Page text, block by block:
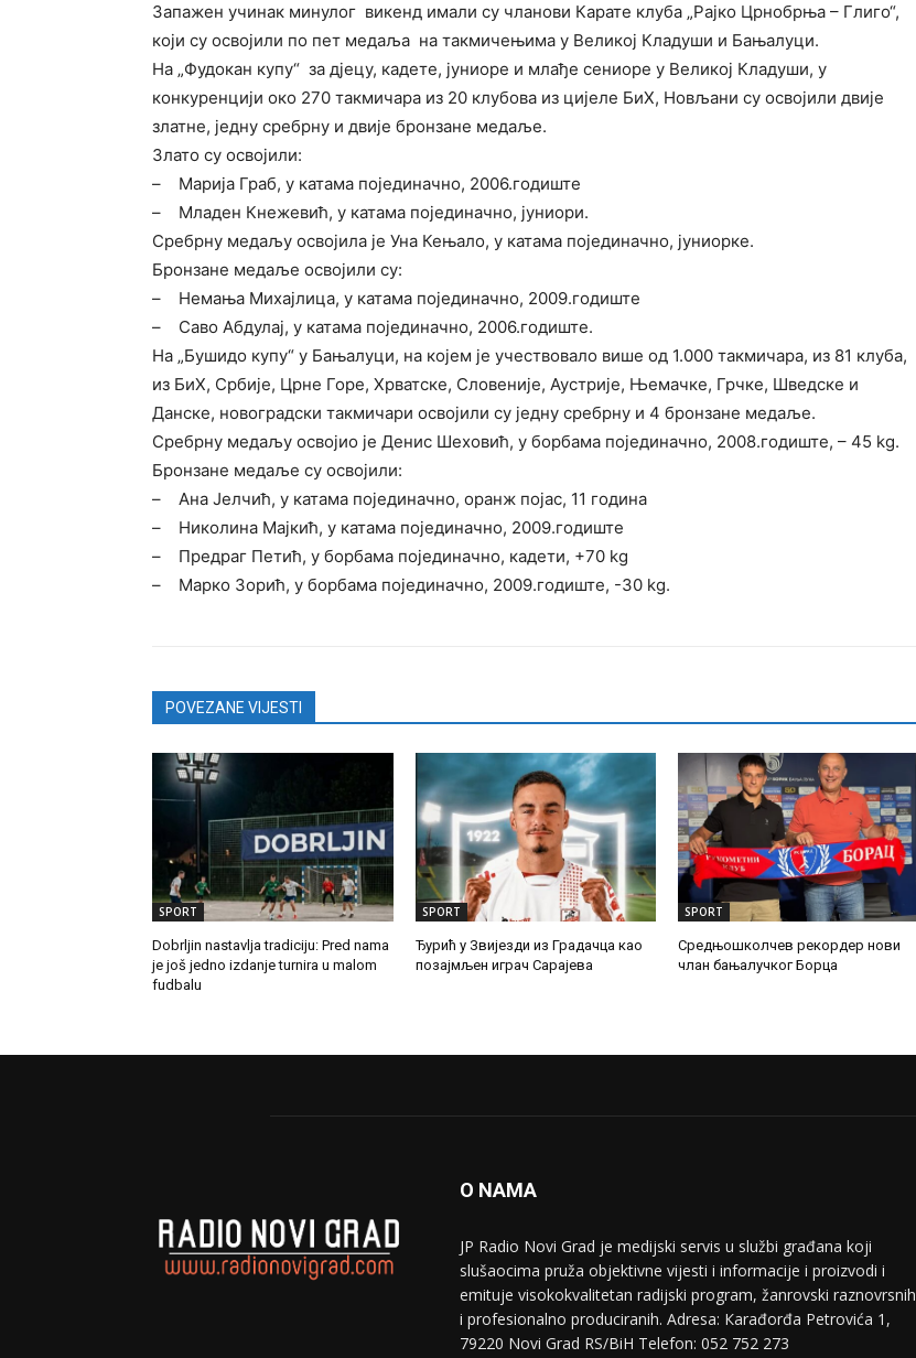
Запажен учинак минулог викенд имали су чланови Карате клуба „Рајко Црнобрња – Глиго“,
који су освојили по пет медаља на такмичењима у Великој Кладуши и Бањалуци.
На „Фудокан купу“ за дјецу, кадете, јуниоре и млађе сениоре у Великој Кладуши, у
конкуренцији око 270 такмичара из 20 клубова из цијеле БиХ, Новљани су освојили двије
златне, једну сребрну и двије бронзане медаље.
Злато су освојили:
– Марија Граб, у катама појединачно, 2006.годиште
– Младен Кнежевић, у катама појединачно, јуниори.
Сребрну медаљу освојила је Уна Кењало, у катама појединачно, јуниорке.
Бронзане медаље освојили су:
– Немања Михајлица, у катама појединачно, 2009.годиште
– Саво Абдулај, у катама појединачно, 2006.годиште.
На „Бушидо купу“ у Бањалуци, на којем је учествовало више од 1.000 такмичара, из 81 клуба,
из БиХ, Србије, Црне Горе, Хрватске, Словеније, Аустрије, Њемачке, Грчке, Шведске и
Данске, новоградски такмичари освојили су једну сребрну и 4 бронзане медаље.
Сребрну медаљу освојио је Денис Шеховић, у борбама појединачно, 2008.годиште, – 45 kg.
Бронзане медаље су освојили:
– Ана Јелчић, у катама појединачно, оранж појас, 11 година
– Николина Мајкић, у катама појединачно, 2009.годиште
– Предраг Петић, у борбама појединачно, кадети, +70 kg
– Марко Зорић, у борбама појединачно, 2009.годиште, -30 kg.
POVEZANE VIJESTI
SPORT
Dobrljin nastavlja tradiciju: Pred nama
je još jedno izdanje turnira u malom
fudbalu
SPORT
Ђурић у Звијезди из Градачца као
позајмљен играч Сарајева
SPORT
Средњошколчев рекордер нови
члан бањалучког Борца
O NAMA
JP Radio Novi Grad je medijski servis u službi građana koji
slušaocima pruža objektivne vijesti i informacije i proizvodi i
emituje visokokvalitetan radijski program, žanrovski raznovrsnih
i profesionalno produciranih. Adresa: Кarađorđa Petrovića 1,
79220 Novi Grad RS/BiH Telefon: 052 752 273